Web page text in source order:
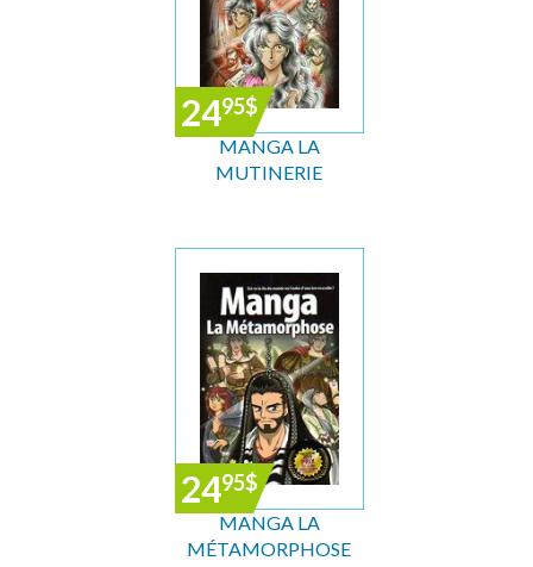
2495$
MANGA LA
MUTINERIE
2495$
MANGA LA
MÉTAMORPHOSE